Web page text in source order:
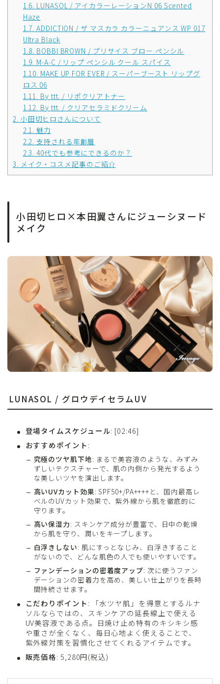
1.6. LUNASOL / アイカラーレーションN 06 Scented
Haze
1.7. ADDICTION / ザ マスカラ カラーニュアンス WP 017
Ultra Black
1.8. BOBBI BROWN / プリサイス ブロー ペンシル
1.9. M∙A∙C / リップ ペンシル クール スパイス
1.10. MAKE UP FOR EVER / スーパーブースト リップグ
ロス 06
1.11. By ttt. / リポクリアトナー
1.12. By ttt. / クリアセラミドクリーム
2. 小田切ヒロさんについて
2.1. 魅力
2.2. 支持される年齢層
2.3. 40代でも参考にできるのか？
3. メイク・コスメ記事のご紹介
小田切ヒロ×本田翼さんにジューシヌード
メイク
LUNASOL / グロウデイセラムUV
登場タイムスケジュール: [02:46]
おすすめポイント:
究極のツヤ肌下地: まるで美容液のような、みずみ
ずしいテクスチャーで、肌の内側から発光するよう
な美しいツヤを演出します。
高いUVカット効果: SPF50+/PA++++と、国内最高レ
ベルのUVカット効果で、紫外線から肌を徹底的に
守ります。
高い保湿力: スキンケア成分が豊富で、日中の乾燥
から肌を守り、潤いをキープします。
白浮きしない: 肌にすっとなじみ、白浮きすること
がないので、どんな肌色の人でも使いやすいです。
ファンデーションの密着度アップ: 次に使うファン
デーションの密着力を高め、美しい仕上がりを長時
間持続させます。
こだわりポイント: 「水ツヤ肌」を得意とするルナ
ソルならではの、スキンケアの延長線上で使える
UV美容液である点。日焼け止め特有のキシキシ感
や重さが全くなく、毎日心地よく使えることで、
紫外線対策を習慣化させてくれるアイテムです。
販売価格: 5,280円(税込)